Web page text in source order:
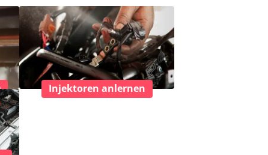
Injektoren anlernen